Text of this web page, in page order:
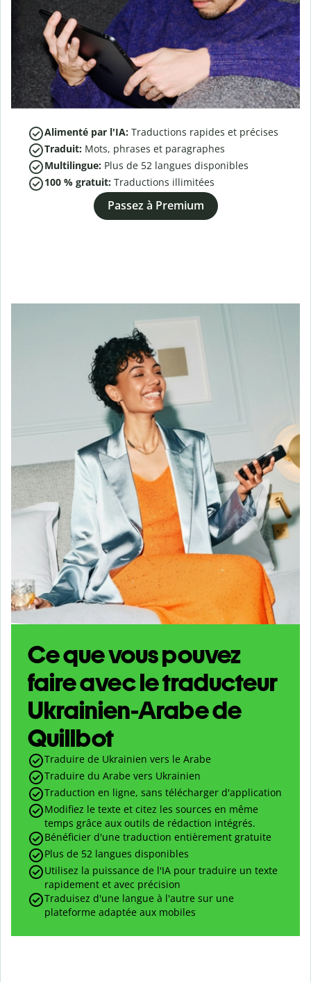
Alimenté par l'IA: Traductions rapides et précises
Traduit: Mots, phrases et paragraphes
Multilingue: Plus de 52 langues disponibles
100 % gratuit: Traductions illimitées
Passez à Premium
Ce que vous pouvez
faire avec le traducteur
Ukrainien-Arabe de
Quillbot
Traduire de Ukrainien vers le Arabe
Traduire du Arabe vers Ukrainien
Traduction en ligne, sans télécharger d'application
Modifiez le texte et citez les sources en même
temps grâce aux outils de rédaction intégrés.
Bénéficier d'une traduction entièrement gratuite
Plus de 52 langues disponibles
Utilisez la puissance de l'IA pour traduire un texte
rapidement et avec précision
Traduisez d'une langue à l'autre sur une
plateforme adaptée aux mobiles